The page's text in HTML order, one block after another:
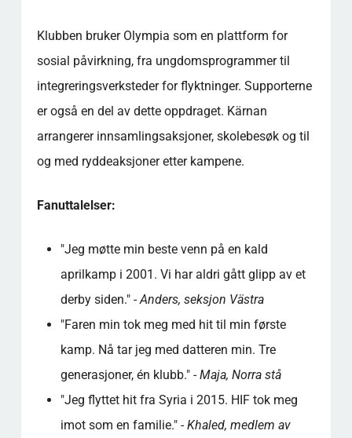
Klubben bruker Olympia som en plattform for
sosial påvirkning, fra ungdomsprogrammer til
integreringsverksteder for flyktninger. Supporterne
er også en del av dette oppdraget. Kärnan
arrangerer innsamlingsaksjoner, skolebesøk og til
og med ryddeaksjoner etter kampene.
Fanuttalelser:
"Jeg møtte min beste venn på en kald
aprilkamp i 2001. Vi har aldri gått glipp av et
derby siden." -Anders, seksjon Västra
"Faren min tok meg med hit til min første
kamp. Nå tar jeg med datteren min. Tre
generasjoner, én klubb." -Maja, Norra stå
"Jeg flyttet hit fra Syria i 2015. HIF tok meg
imot som en familie." -Khaled, medlem av